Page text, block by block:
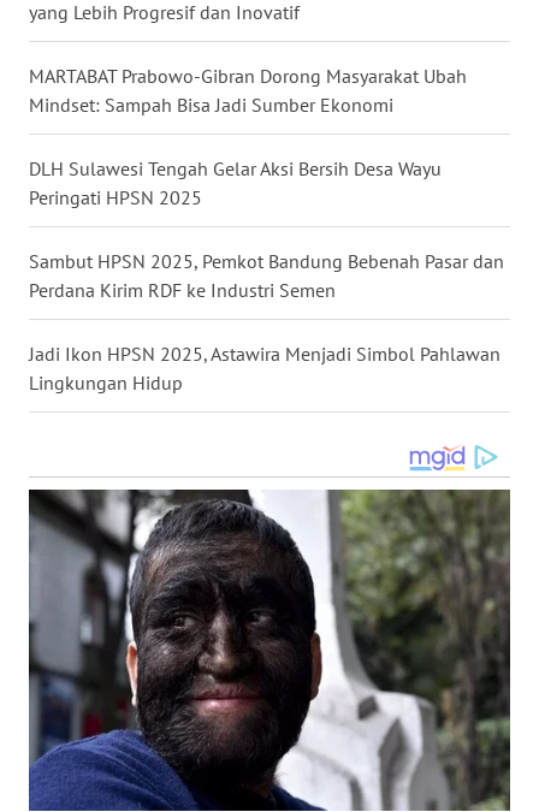
yang Lebih Progresif dan Inovatif
MARTABAT Prabowo-Gibran Dorong Masyarakat Ubah
Mindset: Sampah Bisa Jadi Sumber Ekonomi
DLH Sulawesi Tengah Gelar Aksi Bersih Desa Wayu
Peringati HPSN 2025
Sambut HPSN 2025, Pemkot Bandung Bebenah Pasar dan
Perdana Kirim RDF ke Industri Semen
Jadi Ikon HPSN 2025, Astawira Menjadi Simbol Pahlawan
Lingkungan Hidup
KALTENG
KALTARA
KALSEL
KALTIM
WN
WN
GORONTALO
SULUT
WN
MALUKU
WN
MALUT